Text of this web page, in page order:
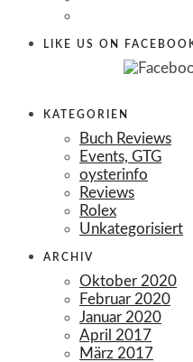
LIKE US ON
KATEGORIEN
Buch Reviews
Events, GTG
oysterinfo
Reviews
Rolex
Unkategorisiert
ARCHIV
Oktober 2020
Februar 2020
Januar 2020
April 2017
März 2017